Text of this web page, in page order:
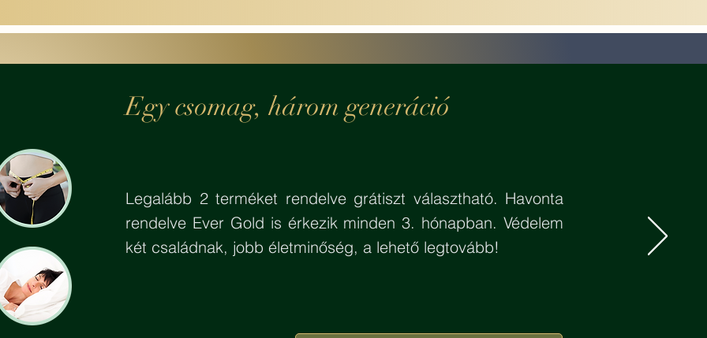
Legalább 2 terméket rendelve grátiszt választható. Havonta
rendelve Ever Gold is érkezik minden 3. hónapban. Védelem
két családnak, jobb életminőség, a lehető legtovább!
Egy csomag, három generáció